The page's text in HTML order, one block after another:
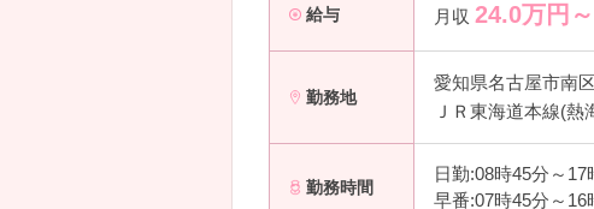
・夜勤はシャドー勤務からスタート
■ 急性期医療の現場で実践力を磨けます
―――――――――――――――
地域の中核を担う病院機能があります。
・内科系を中心とした一般病棟を有してい
・急性期から次の療養段階を意識した看護
給与 月収 24.0万円～
勤務地
愛知県名古屋市南区
ＪＲ東海道本線(
勤務時間
日勤:08時45分～17
早番:07時45分～16